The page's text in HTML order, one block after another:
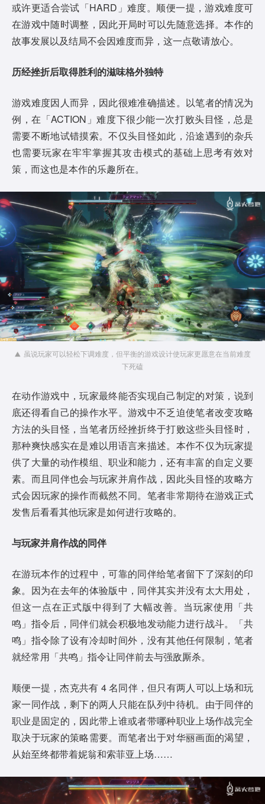
或许更适合尝试「HARD」难度。顺便一提，游戏难度可
在游戏中随时调整，因此开局时可以先随意选择。本作的
故事发展以及结局不会因难度而异，这一点敬请放心。
历经挫折后取得胜利的滋味格外独特
游戏难度因人而异，因此很难准确描述。以笔者的情况为
例，在「ACTION」难度下很少能一次打败头目怪，总是
需要不断地试错摸索。不仅头目怪如此，沿途遇到的杂兵
也需要玩家在牢牢掌握其攻击模式的基础上思考有效对
策，而这也是本作的乐趣所在。
虽说玩家可以轻松下调难度，但平衡的游戏设计使玩家更愿意在当前难度
下死磕
在动作游戏中，玩家最终能否实现自己制定的对策，说到
底还得看自己的操作水平。游戏中不乏迫使笔者改变攻略
方法的头目怪，当笔者历经挫折终于打败这些头目怪时，
那种爽快感实在是难以用语言来描述。本作不仅为玩家提
供了大量的动作模组、职业和能力，还有丰富的自定义要
素。而且同伴也会与玩家并肩作战，因此头目怪的攻略方
式会因玩家的操作而截然不同。笔者非常期待在游戏正式
发售后看看其他玩家是如何进行攻略的。
与玩家并肩作战的同伴
在游玩本作的过程中，可靠的同伴给笔者留下了深刻的印
象。因为在去年的体验版中，同伴其实并没有太大用处，
但这一点在正式版中得到了大幅改善。当玩家使用「共
鸣」指令后，同伴们就会积极地发动能力进行战斗。「共
鸣」指令除了设有冷却时间外，没有其他任何限制，笔者
就经常用「共鸣」指令让同伴前去与强敌厮杀。
顺便一提，杰克共有 4 名同伴，但只有两人可以上场和玩
家一同作战，剩下的两人只能在队列中待机。由于同伴的
职业是固定的，因此带上谁或者带哪种职业上场作战完全
取决于玩家的策略需要。而笔者出于对华丽画面的渴望，
从始至终都带着妮翁和索菲亚上场……